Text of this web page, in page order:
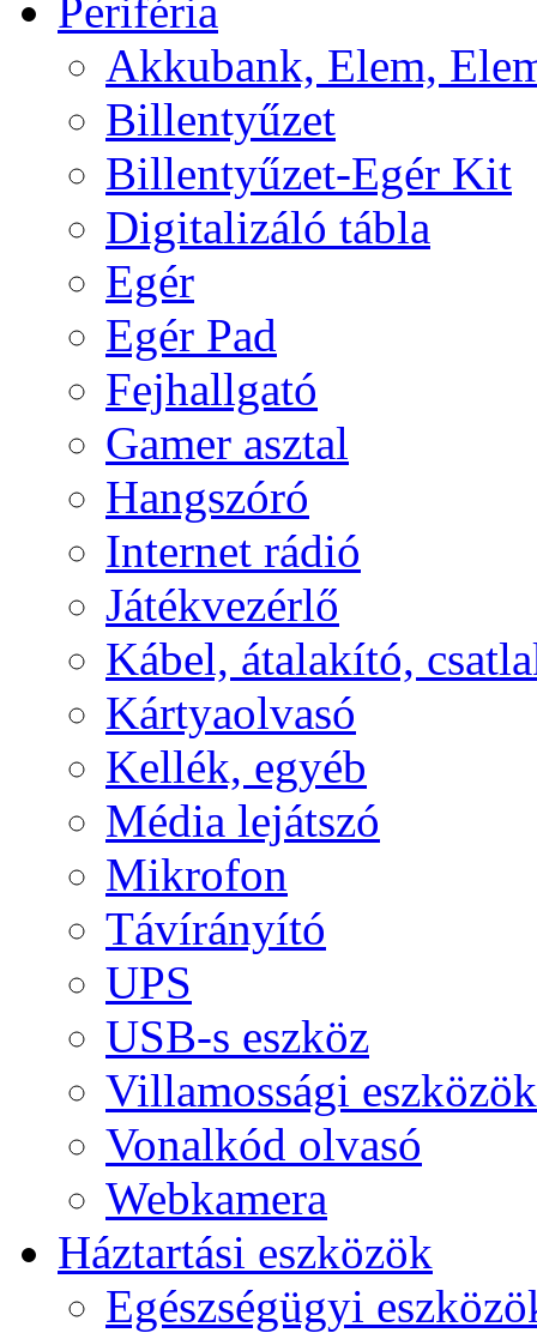
Periféria
Akkubank, Elem,
Billentyűzet
Billentyűzet-Egér Kit
Digitalizáló tábla
Egér
Egér Pad
Fejhallgató
Gamer asztal
Hangszóró
Internet rádió
Játékvezérlő
Kábel, átalakító,
Kártyaolvasó
Kellék, egyéb
Média lejátszó
Mikrofon
Távírányító
UPS
USB-s eszköz
Villamossági eszközök
Vonalkód olvasó
Webkamera
Háztartási eszközök
Egészségügyi